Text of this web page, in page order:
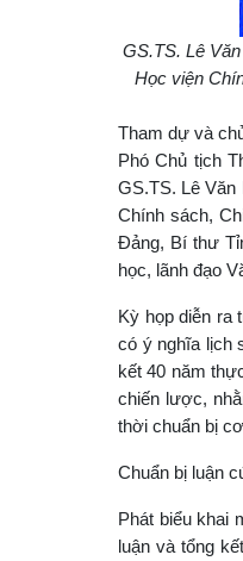
GS.TS. Lê
Học viện
Tham dự và
Phó Chủ tịch
GS.TS. Lê
Chính sách,
Đảng, Bí thư
học, lãnh đạo
Kỳ họp diễn ra
có ý nghĩa lịch
kết 40 năm
chiến lược,
thời chuẩn bị
Chuẩn bị luận
Phát biểu khai
luận và tổng